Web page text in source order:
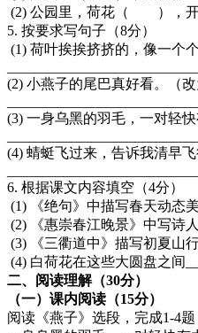
(2) 公园里，荷花（ ），
5. 按要求写句子（8分）
(1) 荷叶挨挨挤挤的，像一
(2) 小燕子的尾巴真好看。
(3) 一身乌黑的羽毛，一对轻
(4) 蜻蜓飞过来，告诉我清
6. 根据课文内容填空（4分
(1) 《绝句》中描写春天动态
(2) 《惠崇春江晚景》中写诗
(3) 《三衢道中》描写初夏山
(4) 白荷花在这些大圆盘之间
二、阅读理解（30分）
（一）课内阅读（15分）
阅读《燕子》选段，完成1-4题